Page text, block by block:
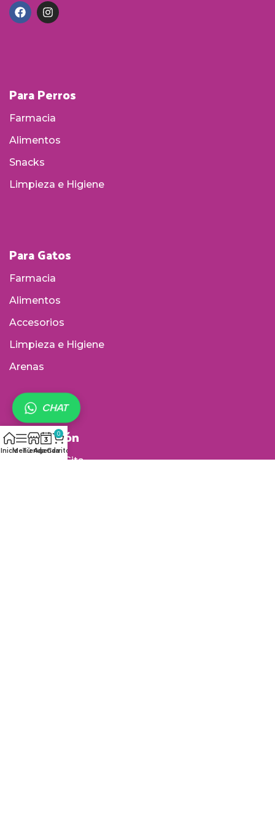
Para Perros
Farmacia
Alimentos
Snacks
Limpieza e Higiene
Para Gatos
Farmacia
Alimentos
Accesorios
Limpieza e Higiene
Arenas
Información
Agenda tu Cita
CHAT
InicioMenúTiendaAgenda
0
Carrito